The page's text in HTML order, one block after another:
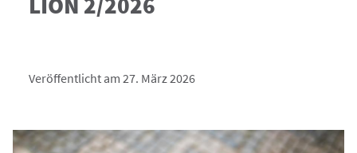
Veröffentlicht am 27. März 2026